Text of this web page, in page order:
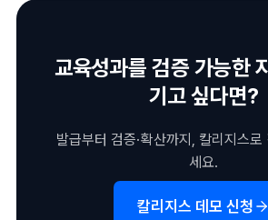
경험했습니다.
1EdTech 국제표준 기반으로 자동 발급·관
교육성과를 검증 가능한
기고 싶다면?
발급부터 검증·확산까지, 칼리지스
세요.
칼리지스 데모 신청